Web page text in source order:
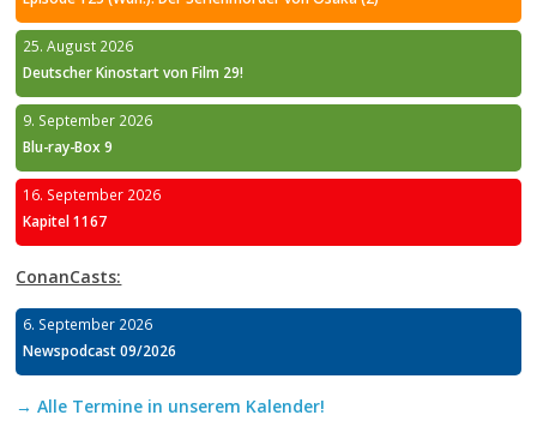
25. August 2026
Deutscher Kinostart von Film 29!
9. September 2026
Blu-ray-Box 9
16. September 2026
Kapitel 1167
ConanCasts:
6. September 2026
Newspodcast 09/2026
→ Alle Termine in unserem Kalender!